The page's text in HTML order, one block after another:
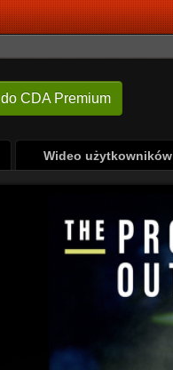
do CDA Premium
Wideo użytkowników